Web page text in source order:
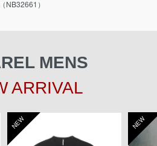
NB32661）
MENS
ARRIVAL
NEW NEW